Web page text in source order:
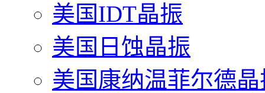
美国IDT晶振
美国日蚀晶振
美国康纳温菲尔德晶